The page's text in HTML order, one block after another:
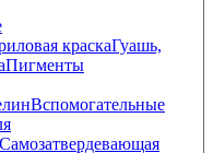
краскаГуашь,
Пигменты
Вспомогательные
Самозатвердевающая